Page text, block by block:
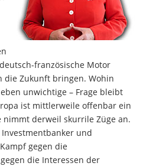
französische Motor
die Zukunft bringen. Wohin
unwichtige – Frage bleibt
ist mittlerweile offenbar ein
nimmt derweil skurrile Züge an.
und
gegen die
die Interessen der